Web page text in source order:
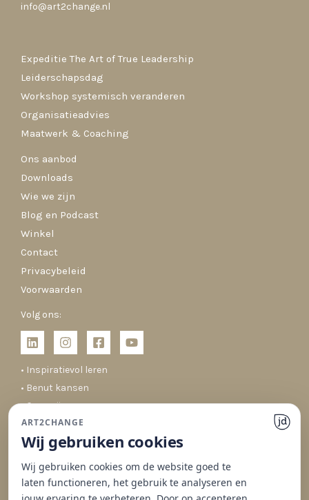
info@art2change.nl
Expeditie The Art of True Leadership
Leiderschapsdag
Workshop systemisch veranderen
Organisatieadvies
Maatwerk & Coaching
Ons aanbod
Downloads
Wie we zijn
Blog en Podcast
Winkel
Contact
Privacybeleid
Voorwaarden
Volg ons:
• Inspiratievol leren
• Benut kansen
• Co-creëren
• Duurzaam veranderen
ART2CHANGE
Wij gebruiken cookies
Wij gebruiken cookies om de website goed te
laten functioneren, het gebruik te analyseren en